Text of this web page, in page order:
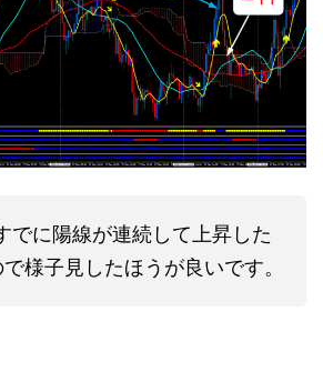
に陽線が連続して上昇した
様子見したほうが良いです。